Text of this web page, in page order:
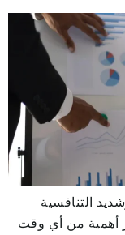
التنافسية
أهمية من أي وقت